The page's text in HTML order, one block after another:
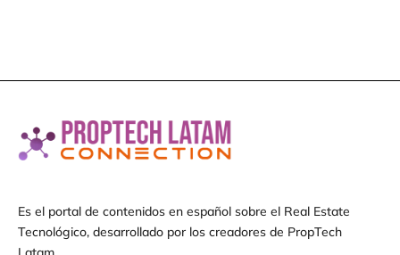
Es el portal de contenidos en español sobre el Real Estate
Tecnológico, desarrollado por los creadores de PropTech